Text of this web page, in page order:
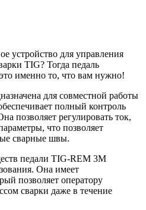
устройство для управления
TIG? Тогда педаль
именно то, что вам нужно!
для совместной работы
полный контроль
позволяет регулировать ток,
что позволяет
сварные швы.
педали TIG-REM 3M
Она имеет
позволяет оператору
сварки даже в течение